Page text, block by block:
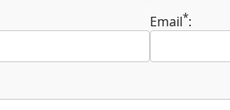
Email*: